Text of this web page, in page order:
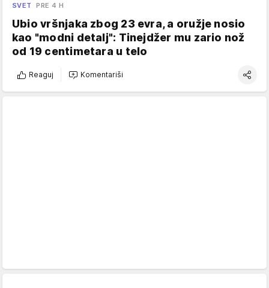
SVET PRE 4 H
Ubio vršnjaka zbog 23 evra, a oružje nosio
kao "modni detalj": Tinejdžer mu zario nož
od 19 centimetara u telo
Reaguj Komentariši